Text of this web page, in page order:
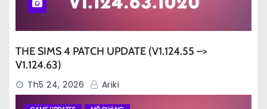
THE SIMS 4 PATCH UPDATE (V1.124.55 –>
V1.124.63)
Th5 24, 2026 Ariki